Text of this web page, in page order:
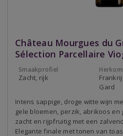
Château Mourgues du
Sélection Parcellaire
Smaakprofiel
Zacht, rijk
Gard
Intens sappige, droge witte wijn
gele bloemen, perzik, abrikoos en
zacht en rijpfruitig met een
Elegante finale met tonen van